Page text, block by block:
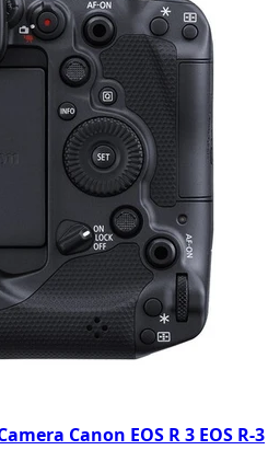
Canon EOS R 3 EOS R-3